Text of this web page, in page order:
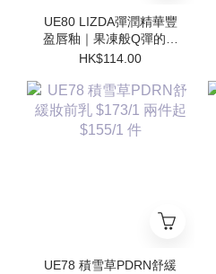
UE80 LIZDA彈潤精華豐
盈唇釉｜果凍般Q彈的護
唇魔法✨$114/1 兩件起
HK$114.00
UE78 積雪草PDRN舒緩